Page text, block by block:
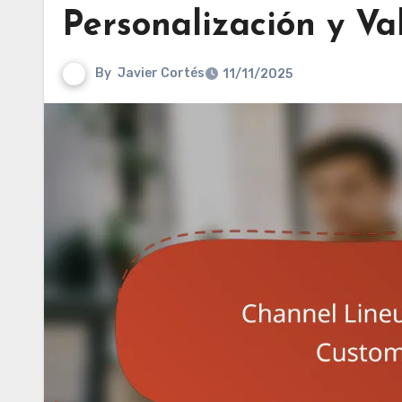
Personalización y
By Javier Cortés 11/11/2025